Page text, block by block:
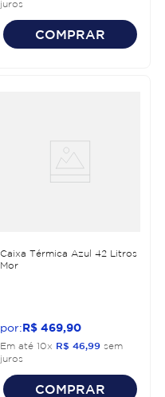
juros
COMPRAR
Caixa Térmica Azul 42 Litros
Mor
R$ 469 90
Em até 10x R$ 46,99 sem
juros
COMPRAR